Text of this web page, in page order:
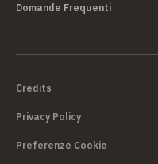
Domande Frequenti
Credits
Privacy Policy
Preferenze Cookie